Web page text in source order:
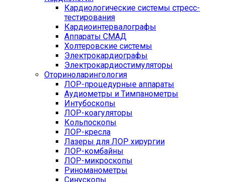
Кардиологические системы стресс-
тестирования
Кардиоинтервалографы
Аппараты СМАД
Холтеровские системы
Электрокардиографы
Электрокардиостимуляторы
Оториноларингология
ЛОР-процедурные аппараты
Аудиометры и Тимпанометры
Интубоскопы
ЛОР-коагуляторы
Кольпоскопы
ЛОР-кресла
Лазеры для ЛОР хирургии
ЛОР-комбайны
ЛОР-микроскопы
Риноманометры
Синускопы